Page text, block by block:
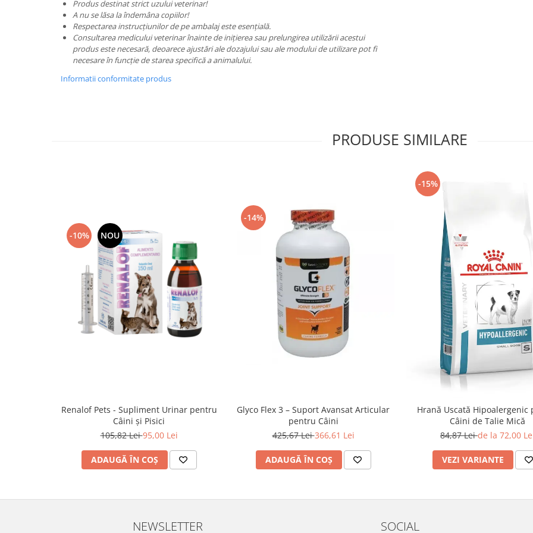
Produs destinat strict uzului veterinar!
A nu se lăsa la îndemâna copiilor!
Respectarea instrucțiunilor de pe ambalaj este esențială.
Consultarea medicului veterinar înainte de inițierea sau prelungirea utilizării acestui
produs este necesară, deoarece ajustări ale dozajului sau ale modului de utilizare pot fi
necesare în funcție de starea specifică a animalului.
Informatii conformitate produs
PRODUSE SIMILARE
-10% NOU
Renalof Pets - Supliment Urinar pentru
Câini și Pisici
105,82 Lei95,00 Lei
ADAUGĂ ÎN COȘ
-14%
Glyco Flex 3 – Suport Avansat Articular
pentru Câini
425,67 Lei366,61 Lei
ADAUGĂ ÎN COȘ
-15%
Hrană Uscată Hipoalergenic
Câini de Talie Mică
84,87 Leide la 72,00
VEZI VARIANTE
NEWSLETTER SOCIAL